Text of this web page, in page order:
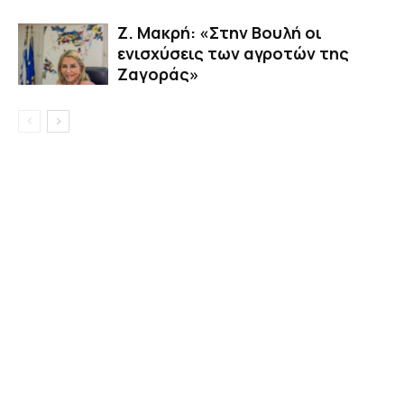
Ζ. Μακρή: «Στην Βουλή οι
ενισχύσεις των αγροτών της
Ζαγοράς»